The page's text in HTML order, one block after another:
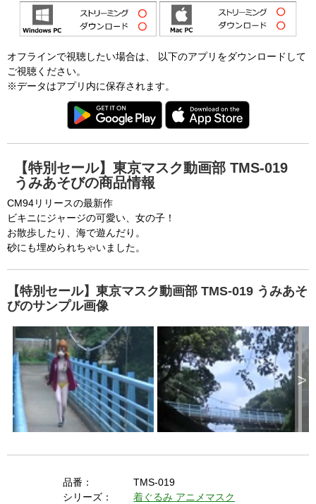
オフラインで視聴したい場合は、 以下のアプリをダウンロードして
ご視聴ください。
※データはアプリ内に保存されます。
【特別セール】東京マスク動画部 TMS-019
うみあそびの商品情報
CM94リリースの最新作
ビキニにジャージの可愛い、女の子！
お散歩したり、海で遊んだり。
砂にも埋められちゃいました。
【特別セール】東京マスク動画部 TMS-019 うみあそ
びのサンプル画像
>
品番：
TMS-019
シリーズ：
着ぐるみ アニメマスク